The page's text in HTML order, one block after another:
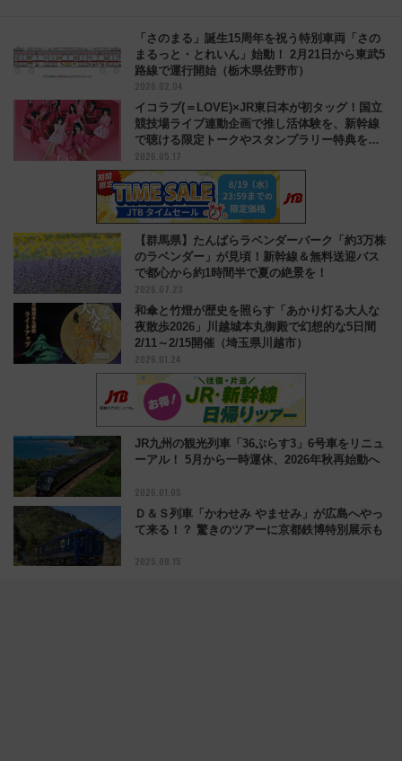
「さのまる」誕生15周年を祝う特別車両「さの
まるっと・とれいん」始動！ 2月21日から東武5
路線で運行開始（栃木県佐野市）
2026.02.04
イコラブ(＝LOVE)×JR東日本が初タッグ！国立
競技場ライブ連動企画で推し活体験を、新幹線
で聴ける限定トークやスタンプラリー特典を解
説
2026.05.17
【群馬県】たんばらラベンダーパーク「約3万株
のラベンダー」が見頃！新幹線＆無料送迎バス
で都心から約1時間半で夏の絶景を！
2026.07.23
和傘と竹燈が歴史を照らす「あかり灯る大人な
夜散歩2026」川越城本丸御殿で幻想的な5日間
2/11～2/15開催（埼玉県川越市）
2026.01.24
JR九州の観光列車「36ぷらす3」6号車をリニュ
ーアル！ 5月から一時運休、2026年秋再始動へ
2026.01.05
Ｄ＆Ｓ列車「かわせみ やませみ」が広島へやっ
て来る！？ 驚きのツアーに京都鉄博特別展示も
2025.08.15